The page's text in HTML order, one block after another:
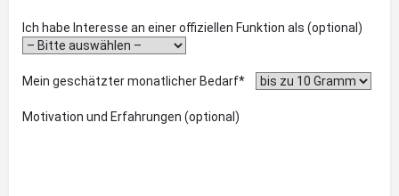
Ich habe Interesse an einer offiziellen Funktion als (optional)
Mein geschätzter monatlicher Bedarf*
Motivation und Erfahrungen (optional)